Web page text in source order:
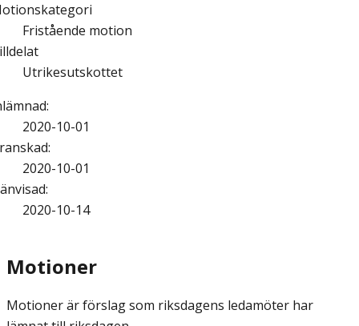
Fristående motion
Utrikesutskottet
:
2020-10-01
:
2020-10-01
:
2020-10-14
Motioner
Motioner är förslag som riksdagens ledamöter har